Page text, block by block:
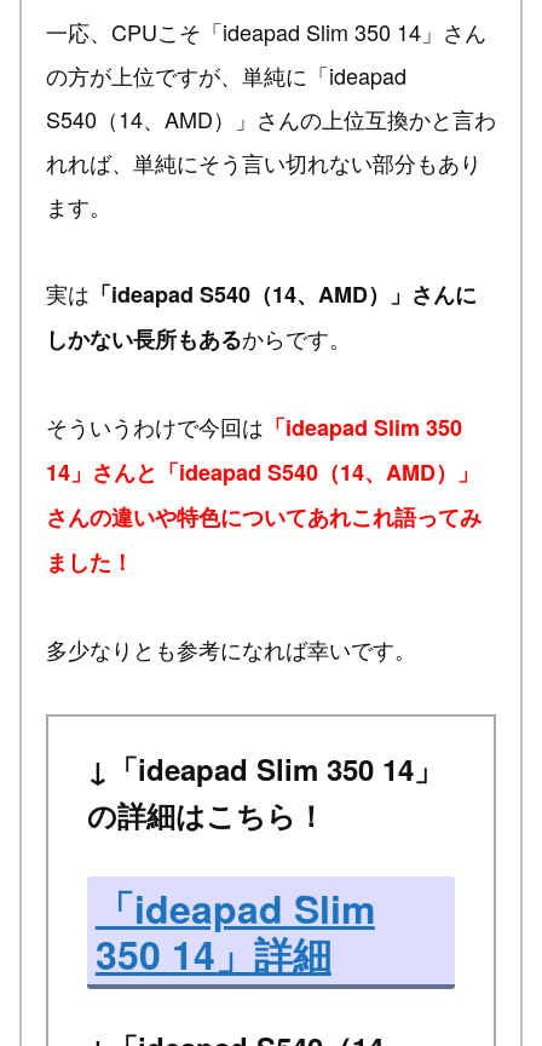
一応、CPUこそ「ideapad Slim 350 14」さん
の方が上位ですが、単純に「ideapad
S540（14、AMD）」さんの上位互換かと言わ
れれば、単純にそう言い切れない部分もあり
ます。
実は 「ideapad S540（14、AMD）」さんに
しかない長所もあるからです。
そういうわけで今回は 「ideapad Slim 350
14」さんと「ideapad S540（14、AMD）」
さんの違いや特色についてあれこれ語ってみ
ました！
多少なりとも参考になれば幸いです。
↓「ideapad Slim 350 14」
の詳細はこちら！
「ideapad Slim
350 14」詳細